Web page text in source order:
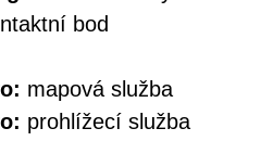
bod
mapová služba
prohlížecí služba